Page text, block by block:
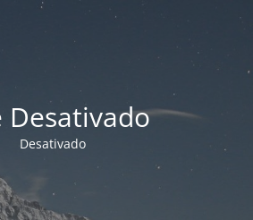
Desativado
Desativado